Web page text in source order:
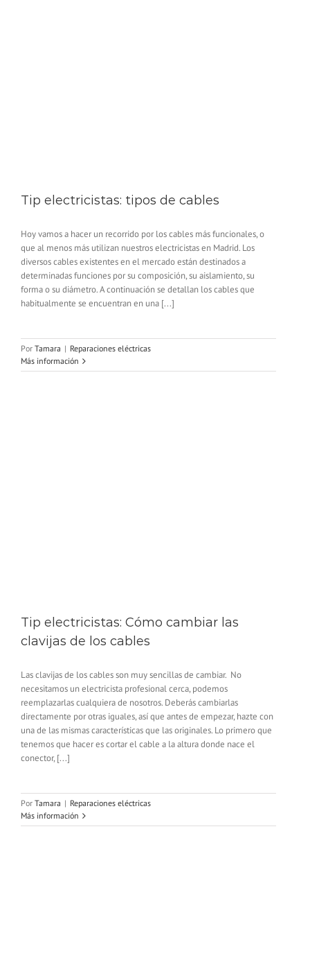
Tip electricistas: tipos de cables
Hoy vamos a hacer un recorrido por los cables más funcionales, o
que al menos más utilizan nuestros electricistas en Madrid. Los
diversos cables existentes en el mercado están destinados a
determinadas funciones por su composición, su aislamiento, su
forma o su diámetro. A continuación se detallan los cables que
habitualmente se encuentran en una [...]
Por Tamara | Reparaciones eléctricas
Más información
Tip electricistas: Cómo cambiar las
clavijas de los cables
Las clavijas de los cables son muy sencillas de cambiar. No
necesitamos un electricista profesional cerca, podemos
reemplazarlas cualquiera de nosotros. Deberás cambiarlas
directamente por otras iguales, así que antes de empezar, hazte con
una de las mismas características que las originales. Lo primero que
tenemos que hacer es cortar el cable a la altura donde nace el
conector, [...]
Por Tamara | Reparaciones eléctricas
Más información